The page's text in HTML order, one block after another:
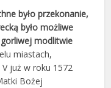
było przekonanie,
było możliwe
modlitwie
miastach,
V już w roku 1572
Bożej